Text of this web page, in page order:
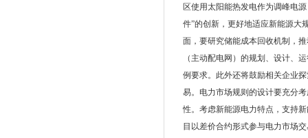
区使用太阳能热发电作为调峰电
件”的创新，更好地适应新能源大
面，要研究储能成本回收机制，
（主动配电网）的规划、设计、
例要求。此外还将鼓励相关企业
易。电力市场规则的设计要充分
性。考虑新能源电力特点，支持
目以差价合约形式参与电力市场